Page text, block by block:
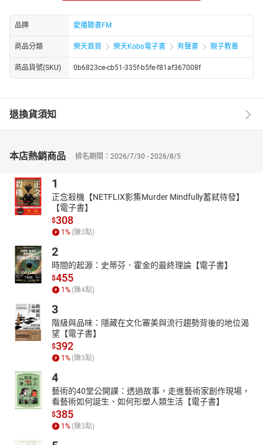
自不量力的烏鴉
亂抄文章的老學者
勇敢的蜥蝪
北風和太陽
老鼠報恩
自食惡果的老鷹
聰明的烏鴉
想飛的小烏龜
品牌 愛播聽書FM
商品分類 樂天首頁 樂天Kobo電子書 有聲書 親子教養
商品貨號(SKU) 0b6823ce-cb51-335f-b5fe-f81af367008f
退換貨須知
本店熱銷商品 排名期間：2026/7/30 - 2026/8/5
1
正念殺機【NETFLIX影集Murder Mindfully蓄弒待發】
【電子書】
$308
1 % (賺3點)
2
時間的起源：史蒂芬．霍金的最終理論【電子書】
$455
1 % (賺4點)
3
階級與品味：隱藏在文化審美與流行趨勢背後的地位渴
望【電子書】
$392
1 % (賺3點)
4
藝術的40堂公開課：透過故事，走進藝術家創作現場，
看藝術如何誕生、如何形塑人類生活【電子書】
$385
1 % (賺3點)